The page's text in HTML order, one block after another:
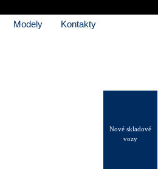
Modely Kontakty
Nové skladové
vozy